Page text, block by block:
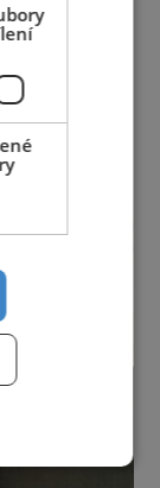
kraj
kraj
kraj
Praha